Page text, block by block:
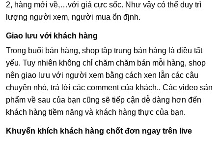
2, hàng mới về,…với giá cực sốc. Như vậy có thể duy trì
lượng người xem, người mua ổn định.
Giao lưu với khách hàng
Trong buổi bán hàng, shop tập trung bán hàng là điều tất
yếu. Tuy nhiên không chỉ chăm chăm bán mỗi hàng, shop
nên giao lưu với người xem bằng cách xen lẫn các câu
chuyện nhỏ, trả lời các comment của khách.. Các video sản
phẩm về sau của bạn cũng sẽ tiếp cận dễ dàng hơn đến
khách hàng tiềm năng và khách hàng thực của bạn.
Khuyến khích khách hàng chốt đơn ngay trên live